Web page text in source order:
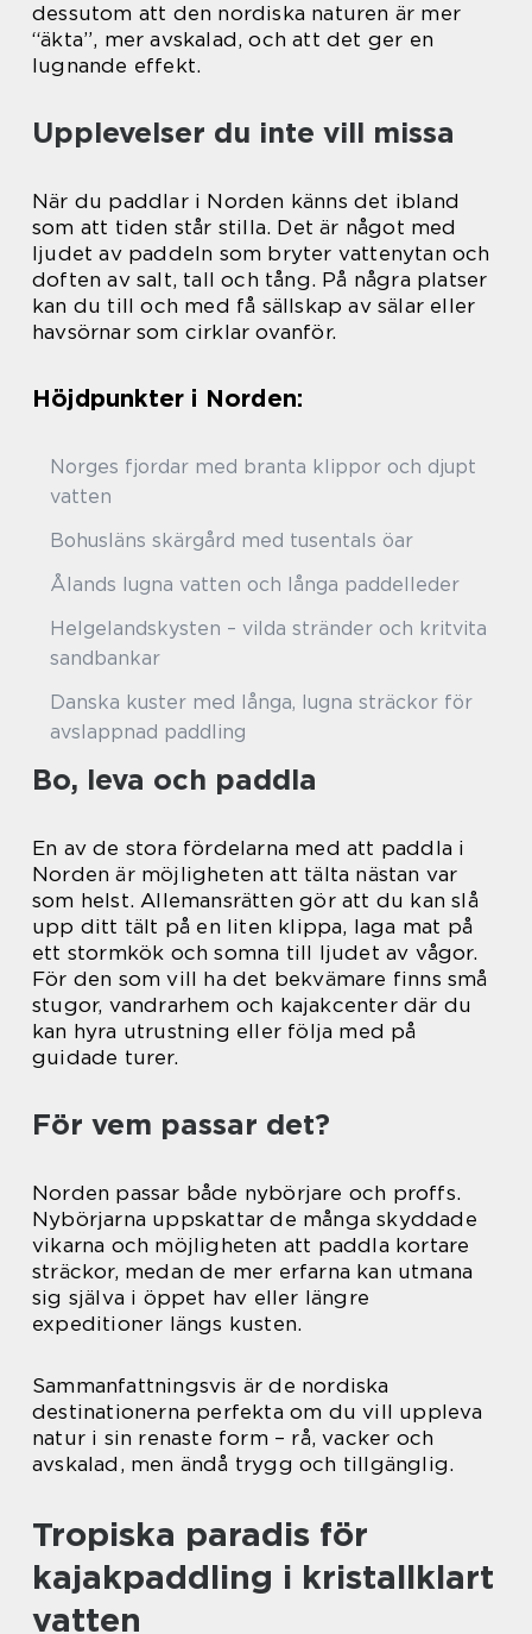
dessutom att den nordiska naturen är mer
“äkta”, mer avskalad, och att det ger en
lugnande effekt.
Upplevelser du inte vill missa
När du paddlar i Norden känns det ibland
som att tiden står stilla. Det är något med
ljudet av paddeln som bryter vattenytan och
doften av salt, tall och tång. På några platser
kan du till och med få sällskap av sälar eller
havsörnar som cirklar ovanför.
Höjdpunkter i Norden:
Norges fjordar med branta klippor och djupt
vatten
Bohusläns skärgård med tusentals öar
Ålands lugna vatten och långa paddelleder
Helgelandskysten – vilda stränder och kritvita
sandbankar
Danska kuster med långa, lugna sträckor för
avslappnad paddling
Bo, leva och paddla
En av de stora fördelarna med att paddla i
Norden är möjligheten att tälta nästan var
som helst. Allemansrätten gör att du kan slå
upp ditt tält på en liten klippa, laga mat på
ett stormkök och somna till ljudet av vågor.
För den som vill ha det bekvämare finns små
stugor, vandrarhem och kajakcenter där du
kan hyra utrustning eller följa med på
guidade turer.
För vem passar det?
Norden passar både nybörjare och proffs.
Nybörjarna uppskattar de många skyddade
vikarna och möjligheten att paddla kortare
sträckor, medan de mer erfarna kan utmana
sig själva i öppet hav eller längre
expeditioner längs kusten.
Sammanfattningsvis är de nordiska
destinationerna perfekta om du vill uppleva
natur i sin renaste form – rå, vacker och
avskalad, men ändå trygg och tillgänglig.
Tropiska paradis för
kajakpaddling i kristallklart
vatten